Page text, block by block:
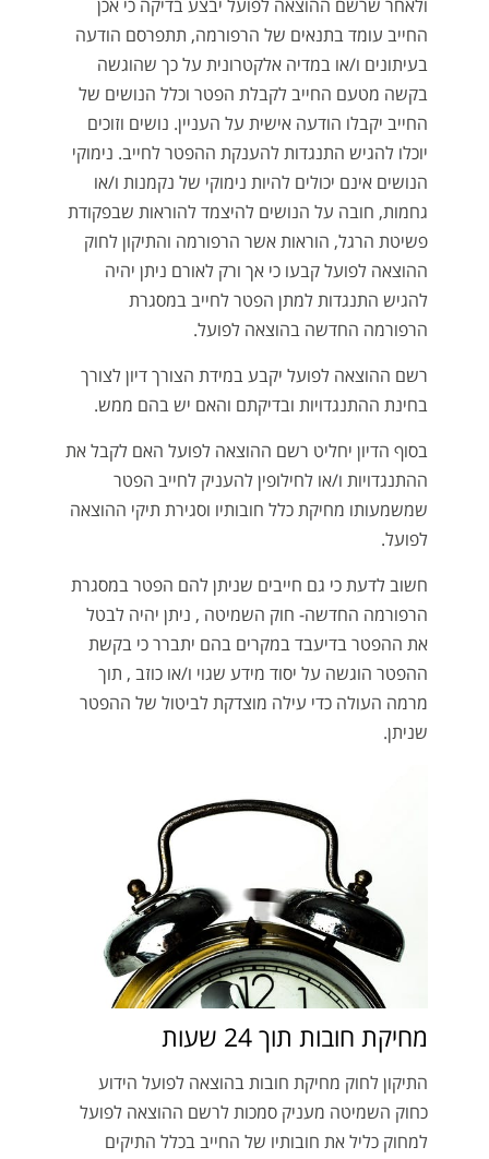
ולאחר שרשם ההוצאה לפועל יבצע בדיקה כי אכן
החייב עומד בתנאים של הרפורמה, תתפרסם הודעה
בעיתונים ו/או במדיה אלקטרונית על כך שהוגשה
בקשה מטעם החייב לקבלת הפטר וכלל הנושים של
החייב יקבלו הודעה אישית על העניין. נושים וזוכים
יוכלו להגיש התנגדות להענקת ההפטר לחייב. נימוקי
הנושים אינם יכולים להיות נימוקי של נקמנות ו/או
גחמות, חובה על הנושים להיצמד להוראות שבפקודת
פשיטת הרגל, הוראות אשר הרפורמה והתיקון לחוק
ההוצאה לפועל קבעו כי אך ורק לאורם ניתן יהיה
להגיש התנגדות למתן הפטר לחייב במסגרת
הרפורמה החדשה בהוצאה לפועל.
רשם ההוצאה לפועל יקבע במידת הצורך דיון לצורך
בחינת ההתנגדויות ובדיקתם והאם יש בהם ממש.
בסוף הדיון יחליט רשם ההוצאה לפועל האם לקבל את
ההתנגדויות ו/או לחילופין להעניק לחייב הפטר
שמשמעותו מחיקת כלל חובותיו וסגירת תיקי ההוצאה
לפועל.
חשוב לדעת כי גם חייבים שניתן להם הפטר במסגרת
הרפורמה החדשה- חוק השמיטה , ניתן יהיה לבטל
את ההפטר בדיעבד במקרים בהם יתברר כי בקשת
ההפטר הוגשה על יסוד מידע שגוי ו/או כוזב , תוך
מרמה העולה כדי עילה מוצדקת לביטול של ההפטר
שניתן.
מחיקת חובות תוך 24 שעות
התיקון לחוק מחיקת חובות בהוצאה לפועל הידוע
כחוק השמיטה מעניק סמכות לרשם ההוצאה לפועל
למחוק כליל את חובותיו של החייב בכלל התיקים